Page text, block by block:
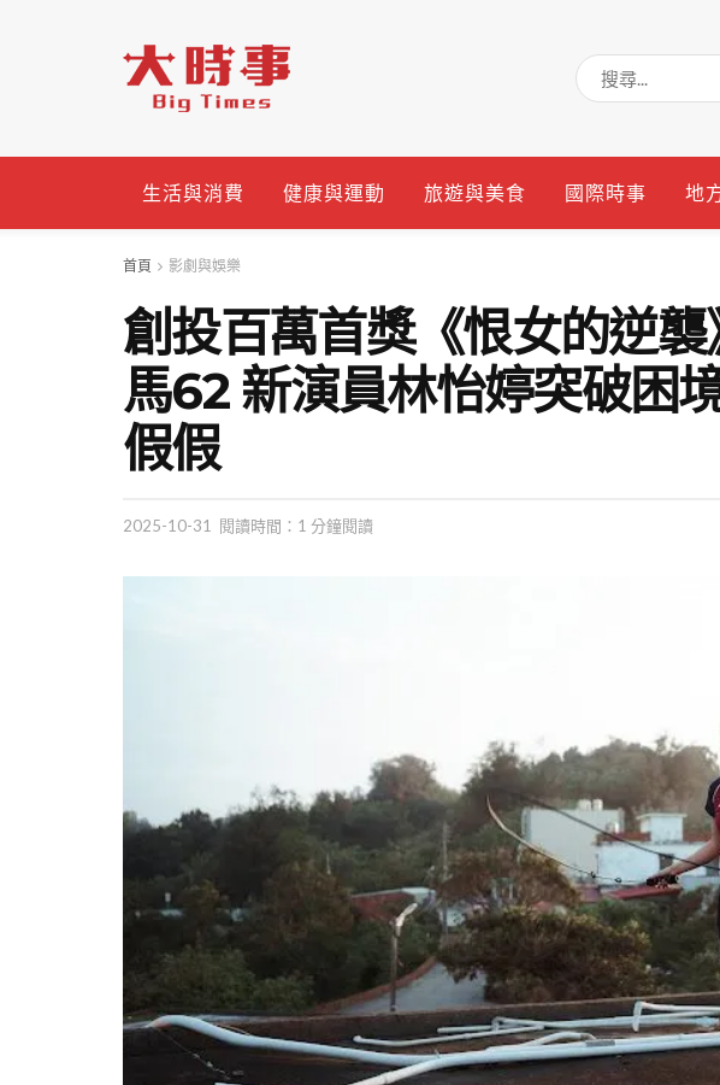
生活與消費 健康與運動 旅遊與美食 國際時事 地
首頁 影劇與娛樂
創投百萬首獎《恨女的逆
馬62 新演員林怡婷突破困
假假
2025-10-31 閱讀時間：1 分鐘閱讀